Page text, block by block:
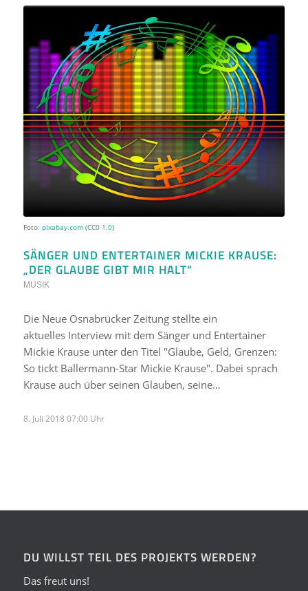
Foto: pixabay.com(CC0 1.0)
SÄNGER UND ENTERTAINER MICKIE KRAUSE:
„DER GLAUBE GIBT MIR HALT“
MUSIK
Die Neue Osnabrücker Zeitung stellte ein
aktuelles Interview mit dem Sänger und Entertainer
Mickie Krause unter den Titel "Glaube, Geld, Grenzen:
So tickt Ballermann-Star Mickie Krause". Dabei sprach
Krause auch über seinen Glauben, seine…
8. Juli 2018 07:00 Uhr
DU WILLST TEIL DES PROJEKTS WERDEN?
Das freut uns!